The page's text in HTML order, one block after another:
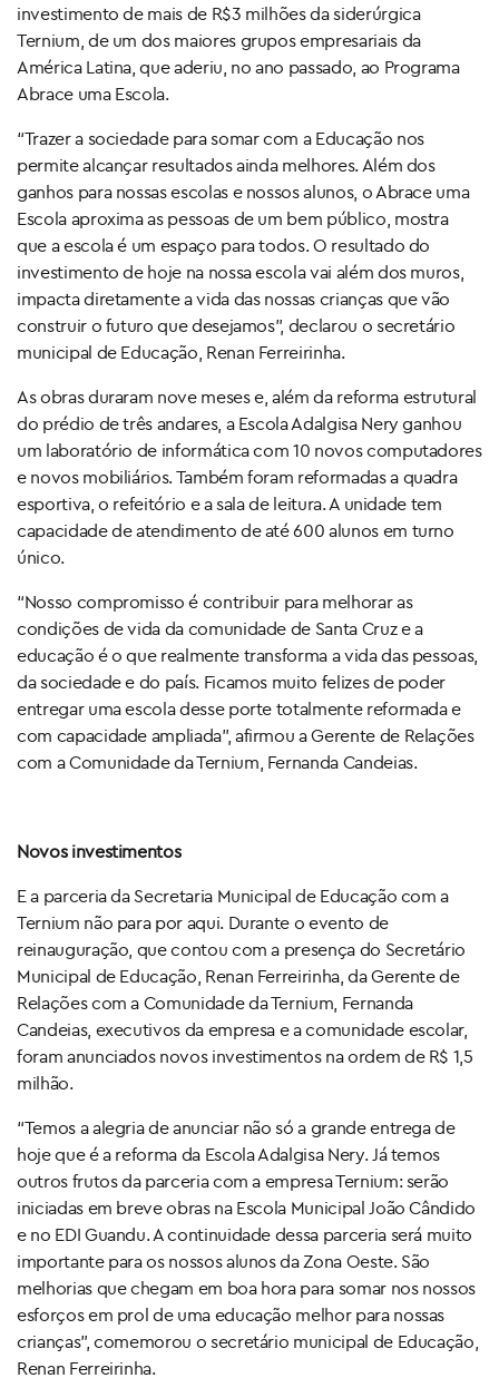
investimento de mais de R$3 milhões da siderúrgica
Ternium, de um dos maiores grupos empresariais da
América Latina, que aderiu, no ano passado, ao Programa
Abrace uma Escola.
“Trazer a sociedade para somar com a Educação nos
permite alcançar resultados ainda melhores. Além dos
ganhos para nossas escolas e nossos alunos, o Abrace uma
Escola aproxima as pessoas de um bem público, mostra
que a escola é um espaço para todos. O resultado do
investimento de hoje na nossa escola vai além dos muros,
impacta diretamente a vida das nossas crianças que vão
construir o futuro que desejamos”, declarou o secretário
municipal de Educação, Renan Ferreirinha.
As obras duraram nove meses e, além da reforma estrutural
do prédio de três andares, a Escola Adalgisa Nery ganhou
um laboratório de informática com 10 novos computadores
e novos mobiliários. Também foram reformadas a quadra
esportiva, o refeitório e a sala de leitura. A unidade tem
capacidade de atendimento de até 600 alunos em turno
único.
“Nosso compromisso é contribuir para melhorar as
condições de vida da comunidade de Santa Cruz e a
educação é o que realmente transforma a vida das pessoas,
da sociedade e do país. Ficamos muito felizes de poder
entregar uma escola desse porte totalmente reformada e
com capacidade ampliada”, afirmou a Gerente de Relações
com a Comunidade da Ternium, Fernanda Candeias.
Novos investimentos
E a parceria da Secretaria Municipal de Educação com a
Ternium não para por aqui. Durante o evento de
reinauguração, que contou com a presença do Secretário
Municipal de Educação, Renan Ferreirinha, da Gerente de
Relações com a Comunidade da Ternium, Fernanda
Candeias, executivos da empresa e a comunidade escolar,
foram anunciados novos investimentos na ordem de R$ 1,5
milhão.
“Temos a alegria de anunciar não só a grande entrega de
hoje que é a reforma da Escola Adalgisa Nery. Já temos
outros frutos da parceria com a empresa Ternium: serão
iniciadas em breve obras na Escola Municipal João Cândido
e no EDI Guandu. A continuidade dessa parceria será muito
importante para os nossos alunos da Zona Oeste. São
melhorias que chegam em boa hora para somar nos nossos
esforços em prol de uma educação melhor para nossas
crianças”, comemorou o secretário municipal de Educação,
Renan Ferreirinha.